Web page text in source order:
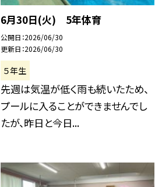
6月30日(火) 5年体育
公開日 2026/06/30
更新日 2026/06/30
５年生
先週は気温が低く雨も続いたため、
プールに入ることができませんでし
たが、昨日と今日...